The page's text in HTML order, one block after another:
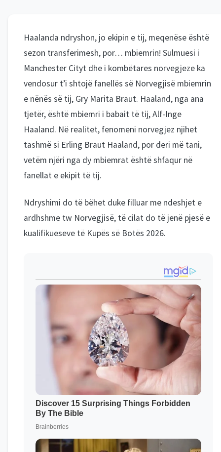
Haalanda ndryshon, jo ekipin e tij, meqenëse është
sezon transferimesh, por… mbiemrin! Sulmuesi i
Manchester Cityt dhe i kombëtares norvegjeze ka
vendosur t’i shtojë fanellës së Norvegjisë mbiemrin
e nënës së tij, Gry Marita Braut. Haaland, nga ana
tjetër, është mbiemri i babait të tij, Alf-Inge
Haaland. Në realitet, fenomeni norvegjez njihet
tashmë si Erling Braut Haaland, por deri më tani,
vetëm njëri nga dy mbiemrat është shfaqur në
fanellat e ekipit të tij.
Ndryshimi do të bëhet duke filluar me ndeshjet e
ardhshme tw Norvegjisë, të cilat do të jenë pjesë e
kualifikueseve të Kupës së Botës 2026.